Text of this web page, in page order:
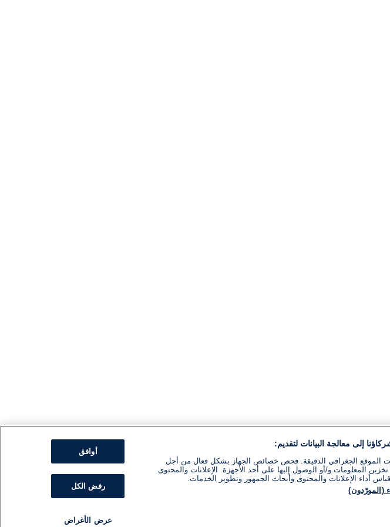
إلى معالجة البيانات لتقديم:
الموقع الجغرافي الدقيقة. فحص خصائص الجهاز بشكل فعال من أجل
تخزين المعلومات و/أو الوصول إليها على أحد الأجهزة. الإعلانات والمحتوى
أداء الإعلانات والمحتوى وأبحاث الجمهور وتطوير الخدمات.
(المورّدون)
أوافق
رفض الكل
عرض الأغراض